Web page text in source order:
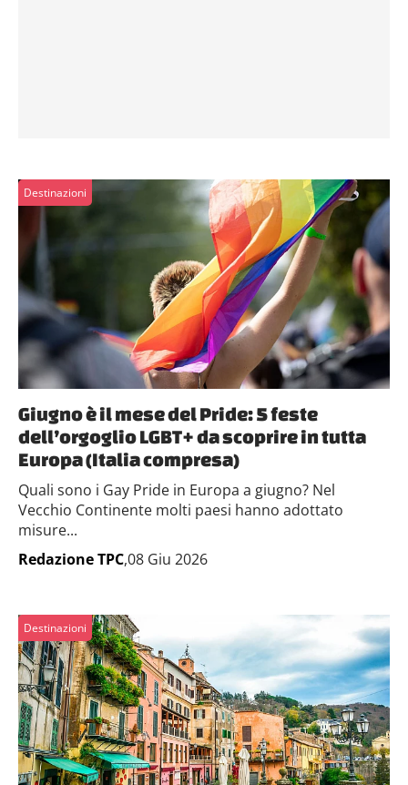
Destinazioni
Giugno è il mese del Pride: 5 feste
dell’orgoglio LGBT+ da scoprire in tutta
Europa (Italia compresa)
Quali sono i Gay Pride in Europa a giugno? Nel
Vecchio Continente molti paesi hanno adottato
misure...
Redazione TPC,08 Giu 2026
Destinazioni